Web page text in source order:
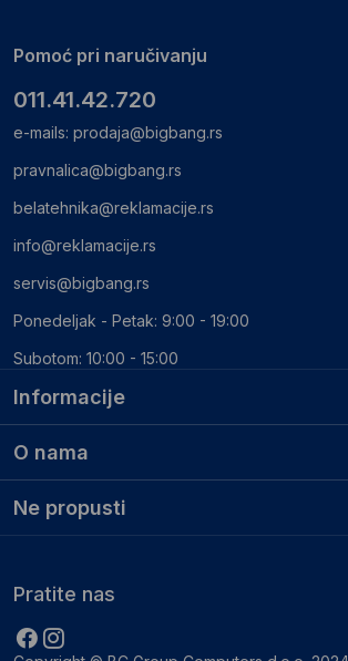
Informacije
O nama
Ne propusti
Pomoć pri naručivanju
011.41.42.720
e-mails: prodaja@bigbang.rs
pravnalica@bigbang.rs
belatehnika@reklamacije.rs
info@reklamacije.rs
servis@bigbang.rs
Ponedeljak - Petak: 9:00 - 19:00
Subotom: 10:00 - 15:00
Pratite nas